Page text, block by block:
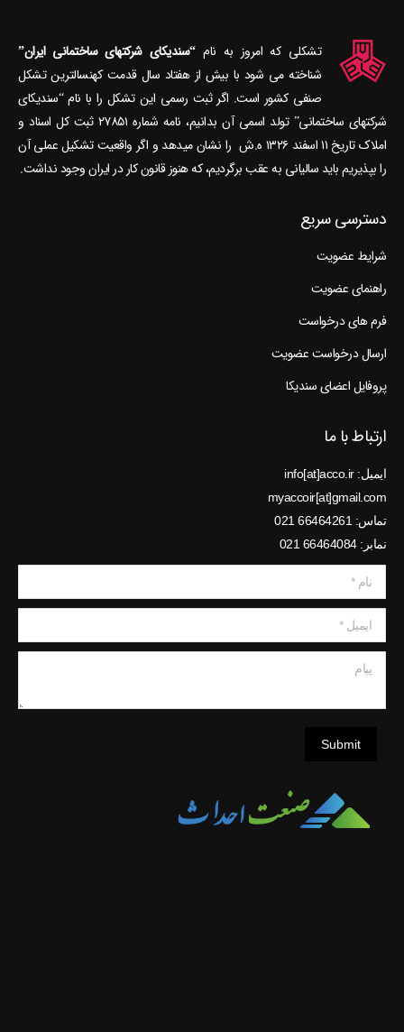
تشکلی که امروز به نام“سندیکای شرکتهای ساختمانی ایران”
شناخته می‎ شود با بیش از هفتاد سال قدمت کهنسال‎ترین تشکل
صنفی کشور است. اگر ثبت رسمی این تشکل را با نام “سندیکای
شرکتهای ساختمانی” تولد اسمی آن بدانیم، نامه شماره ۲۷۸۵۱ ثبت کل اسناد و
املاک تاریخ ۱۱ اسفند ۱۳۲۶ ه.ش را نشان می‎دهد و اگر واقعیت تشکیل عملی آن
را بپذیریم باید سالیانی به عقب برگردیم، که هنوز قانون کار در ایران وجود نداشت.
دسترسی سریع
شرایط عضویت
راهنمای عضویت
فرم های درخواست
ارسال درخواست عضویت
پروفایل اعضای سندیکا
ارتباط با ما
ایمیل: info[at]acco.ir
myaccoir[at]gmail.com
تماس: 66464261 021
نمابر: 66464084 021
نام *
ایمیل *
Submit